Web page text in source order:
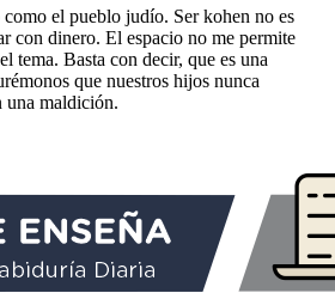
el pueblo judío. Ser kohen no es
con dinero. El espacio no me permite
tema. Basta con decir, que es una
que nuestros hijos nunca
una maldición.